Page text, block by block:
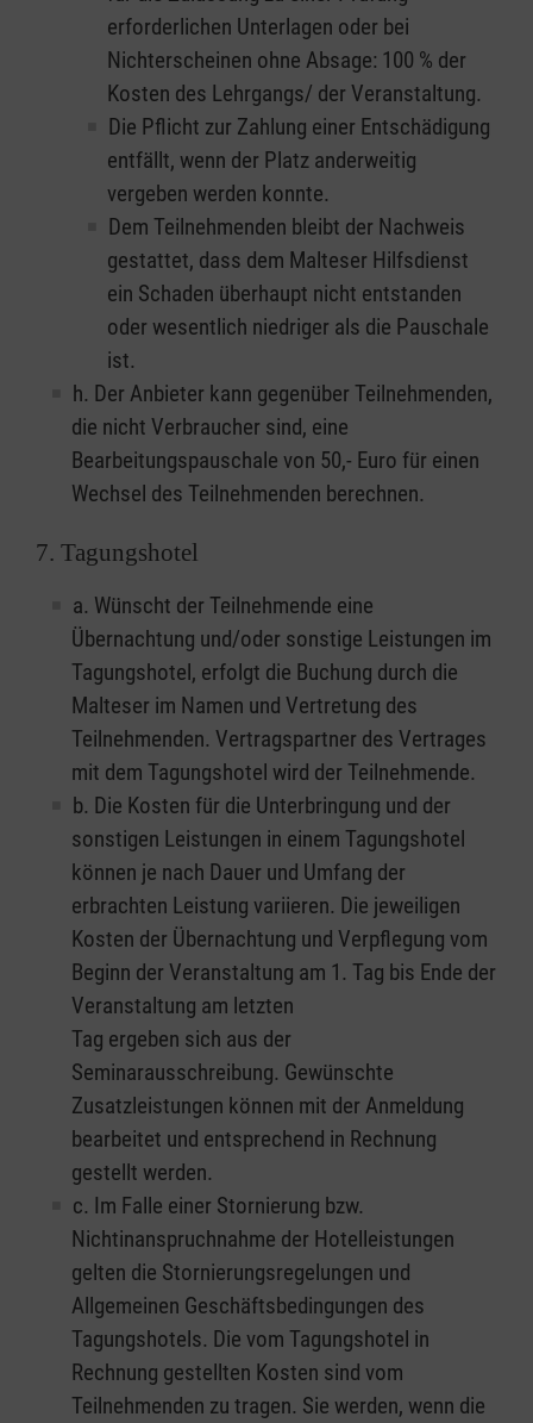
erforderlichen Unterlagen oder bei
Nichterscheinen ohne Absage: 100 % der
Kosten des Lehrgangs/ der Veranstaltung.
Die Pflicht zur Zahlung einer Entschädigung
entfällt, wenn der Platz anderweitig
vergeben werden konnte.
Dem Teilnehmenden bleibt der Nachweis
gestattet, dass dem Malteser Hilfsdienst
ein Schaden überhaupt nicht entstanden
oder wesentlich niedriger als die Pauschale
ist.
h. Der Anbieter kann gegenüber Teilnehmenden,
die nicht Verbraucher sind, eine
Bearbeitungspauschale von 50,- Euro für einen
Wechsel des Teilnehmenden berechnen.
7. Tagungshotel
a. Wünscht der Teilnehmende eine
Übernachtung und/oder sonstige Leistungen im
Tagungshotel, erfolgt die Buchung durch die
Malteser im Namen und Vertretung des
Teilnehmenden. Vertragspartner des Vertrages
mit dem Tagungshotel wird der Teilnehmende.
b. Die Kosten für die Unterbringung und der
sonstigen Leistungen in einem Tagungshotel
können je nach Dauer und Umfang der
erbrachten Leistung variieren. Die jeweiligen
Kosten der Übernachtung und Verpflegung vom
Beginn der Veranstaltung am 1. Tag bis Ende der
Veranstaltung am letzten
Tag ergeben sich aus der
Seminarausschreibung. Gewünschte
Zusatzleistungen können mit der Anmeldung
bearbeitet und entsprechend in Rechnung
gestellt werden.
c. Im Falle einer Stornierung bzw.
Nichtinanspruchnahme der Hotelleistungen
gelten die Stornierungsregelungen und
Allgemeinen Geschäftsbedingungen des
Tagungshotels. Die vom Tagungshotel in
Rechnung gestellten Kosten sind vom
Teilnehmenden zu tragen. Sie werden, wenn die